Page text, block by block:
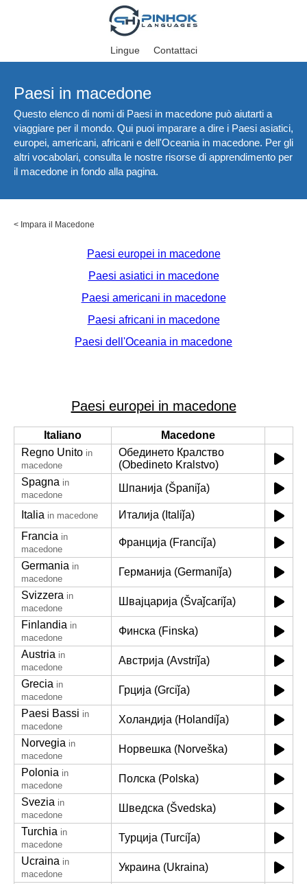
Lingue Contattaci
Paesi in macedone
Questo elenco di nomi di Paesi in macedone può aiutarti a
viaggiare per il mondo. Qui puoi imparare a dire i Paesi asiatici,
europei, americani, africani e dell'Oceania in macedone. Per gli
altri vocabolari, consulta le nostre risorse di apprendimento per
il macedone in fondo alla pagina.
< Impara il Macedone
Paesi europei in macedone
Paesi asiatici in macedone
Paesi americani in macedone
Paesi africani in macedone
Paesi dell'Oceania in macedone
Paesi europei in macedone
Italiano
Macedone
Regno Unito in
macedone
Обединето Кралство
(Obedineto Kralstvo)
Spagna in
macedone
Шпанија (Španiǰa)
Italia in macedone
Италија (Italiǰa)
Francia in
macedone
Франција (Franciǰa)
Germania in
macedone
Германија (Germaniǰa)
Svizzera in
macedone
Швајцарија (Švaǰcariǰa)
Finlandia in
macedone
Финска (Finska)
Austria in
macedone
Австрија (Avstriǰa)
Grecia in
macedone
Грција (Grciǰa)
Paesi Bassi in
macedone
Холандија (Holandiǰa)
Norvegia in
macedone
Норвешка (Norveška)
Polonia in
macedone
Полска (Polska)
Svezia in
macedone
Шведска (Švedska)
Turchia in
macedone
Турција (Turciǰa)
Ucraina in
macedone
Украина (Ukraina)